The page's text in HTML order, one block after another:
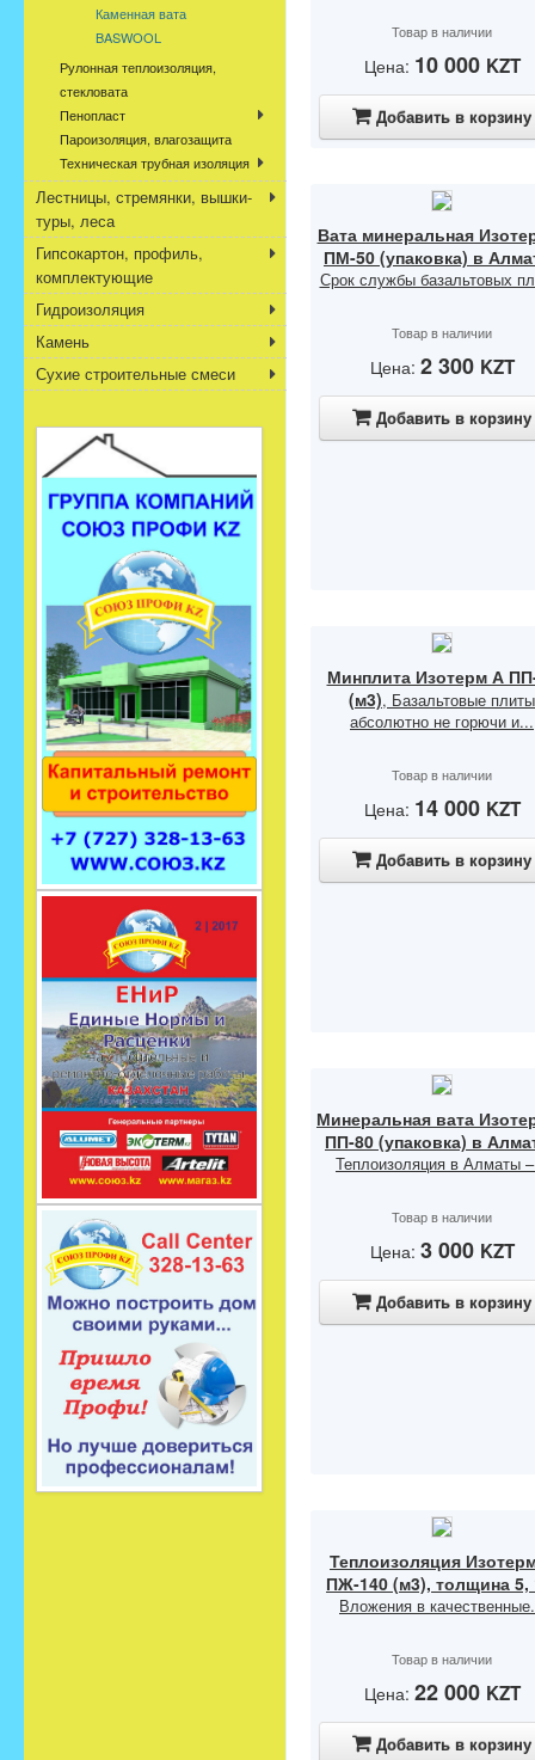
Товар в наличии
Цена: 10 000 KZT
Добавить в корзину
Вата минеральная
ПМ-50 (упаковка) в
Срок службы базальтовых
Товар в наличии
Цена: 2 300 KZT
Добавить в корзину
Минплита Изотерм А
(м3), Базальтовые плиты
абсолютно не горючи и...
Товар в наличии
Цена: 14 000 KZT
Добавить в корзину
Минеральная вата
ПП-80 (упаковка) в
Теплоизоляция в Алматы
Товар в наличии
Цена: 3 000 KZT
Добавить в корзину
Теплоизоляция
ПЖ-140 (м3), толщина 5,
Вложения в
Товар в наличии
Цена: 22 000 KZT
Добавить в корзину
Каменная вата
BASWOOL
Рулонная теплоизоляция,
стекловата
Пенопласт
Пароизоляция, влагозащита
Техническая трубная изоляция
Лестницы, стремянки, вышки-
туры, леса
Гипсокартон, профиль,
комплектующие
Гидроизоляция
Камень
Сухие строительные смеси